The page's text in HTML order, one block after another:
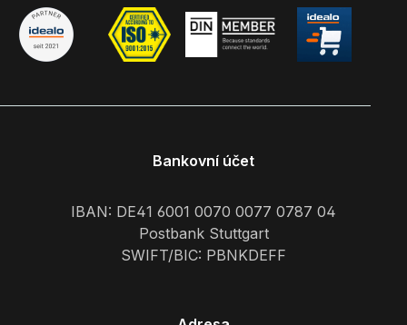
Bankovní účet
IBAN: DE41 6001 0070 0077 0787 04
Postbank Stuttgart
SWIFT/BIC: PBNKDEFF